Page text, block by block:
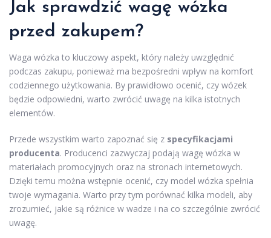
Jak sprawdzić wagę wózka
przed zakupem?
Waga wózka to kluczowy aspekt, który należy uwzględnić
podczas zakupu, ponieważ ma bezpośredni wpływ na komfort
codziennego użytkowania. By prawidłowo ocenić, czy wózek
będzie odpowiedni, warto zwrócić uwagę na kilka istotnych
elementów.
Przede wszystkim warto zapoznać się z specyfikacjami
producenta. Producenci zazwyczaj podają wagę wózka w
materiałach promocyjnych oraz na stronach internetowych.
Dzięki temu można wstępnie ocenić, czy model wózka spełnia
twoje wymagania. Warto przy tym porównać kilka modeli, aby
zrozumieć, jakie są różnice w wadze i na co szczególnie zwrócić
uwagę.